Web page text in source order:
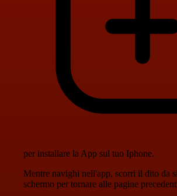
per installare la App sul tuo Iphone.
Mentre navighi nell'app, scorri il dito da
schermo per tornare alle pagine